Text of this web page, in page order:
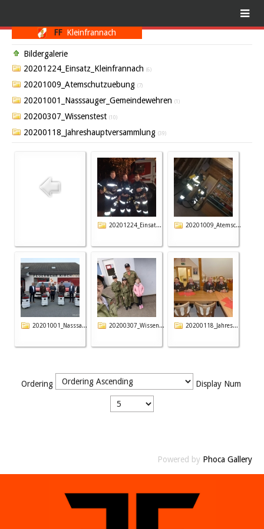
FF Kleinfrannach
Bildergalerie
20201224_Einsatz_Kleinfrannach (6)
20201009_Atemschutzuebung (7)
20201001_Nasssauger_Gemeindewehren (1)
20200307_Wissenstest (10)
20200118_Jahreshauptversammlung (39)
20201224_Einsat... 20201009_Atemsc...
20201001_Nasssa... 20200307_Wissen... 20200118_Jahres...
Ordering Display Num
Powered by Phoca Gallery